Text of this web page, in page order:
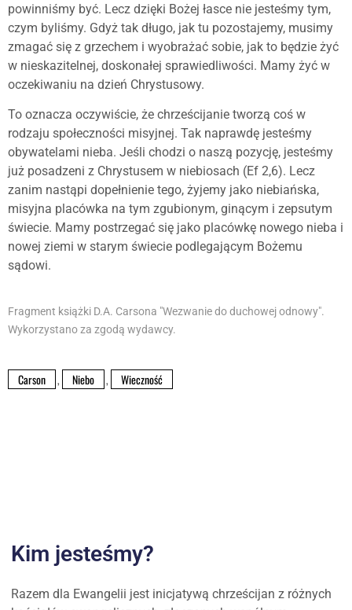
powinniśmy być. Lecz dzięki Bożej łasce nie jesteśmy tym,
czym byliśmy. Gdyż tak długo, jak tu pozostajemy, musimy
zmagać się z grzechem i wyobrażać sobie, jak to będzie żyć
w nieskazitelnej, doskonałej sprawiedliwości. Mamy żyć w
oczekiwaniu na dzień Chrystusowy.
To oznacza oczywiście, że chrześcijanie tworzą coś w
rodzaju społeczności misyjnej. Tak naprawdę jesteśmy
obywatelami nieba. Jeśli chodzi o naszą pozycję, jesteśmy
już posadzeni z Chrystusem w niebiosach (Ef 2,6). Lecz
zanim nastąpi dopełnienie tego, żyjemy jako niebiańska,
misyjna placówka na tym zgubionym, ginącym i zepsutym
świecie. Mamy postrzegać się jako placówkę nowego nieba i
nowej ziemi w starym świecie podlegającym Bożemu
sądowi.
Fragment książki D.A. Carsona "Wezwanie do duchowej odnowy".
Wykorzystano za zgodą wydawcy.
Carson , Niebo , Wieczność
Kim jesteśmy?
Razem dla Ewangelii jest inicjatywą chrześcijan z różnych